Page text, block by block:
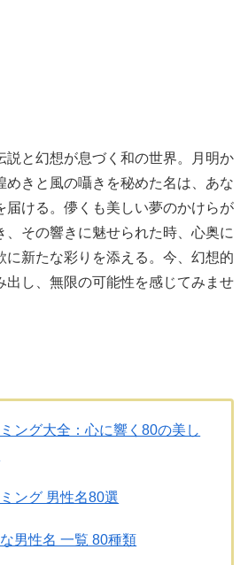
説と幻想が息づく和の世界。月明か
めきと風の囁きを秘めた名は、あな
届ける。儚くも美しい夢のかけらが
、その響きに魅せられた時、心奥に
に新たな彩りを添える。今、幻想的
出し、無限の可能性を感じてみませ
ング大全：心に響く80の美し
ング 男性名80選
男性名 一覧 80種類